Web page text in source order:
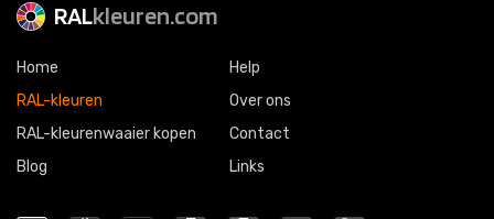
RALkleuren.com
Home
RAL-kleuren
RAL-kleurenwaaier kopen
Blog
Help
Over ons
Contact
Links